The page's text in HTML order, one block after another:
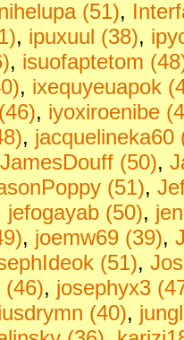
(51),
, ipuxuul (38),
, isuofaptetom
, ixequyeuapok
, iyoxiroenibe
, jacquelineka60
JamesDouff (50),
(51),
jefogayab (50),
, joemw69 (39),
(51),
(46), josephyx3
(40),